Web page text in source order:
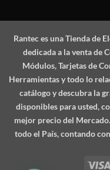
Ranteces una Tienda de
dedicada a la venta de
Módulos, Tarjetas de
Herramientas y todo lo
catálogo y descubra la
disponibles para usted,
mejor precio del
todo el País, contando